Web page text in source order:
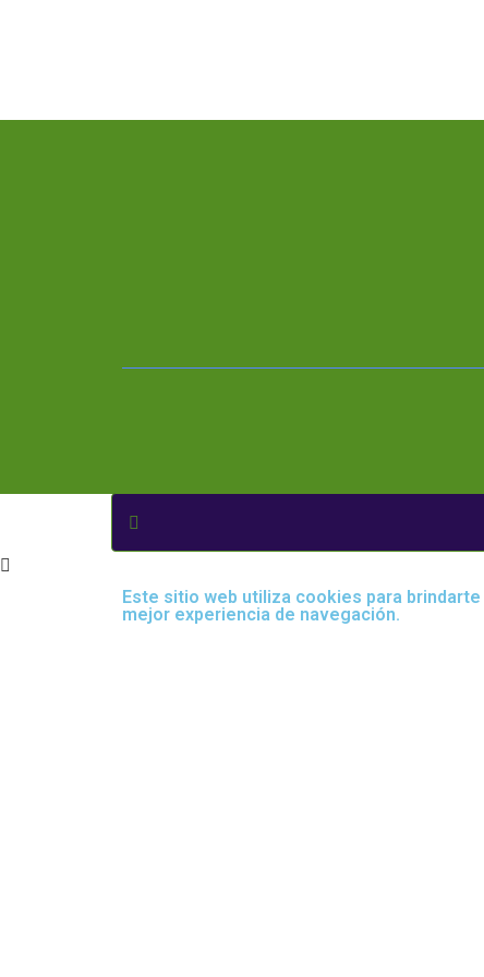
Este sitio web utiliza cookies para brindarte
mejor experiencia de navegación.